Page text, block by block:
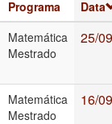
Programa
Data
Matemática
Mestrado
25/
Matemática
Mestrado
16/